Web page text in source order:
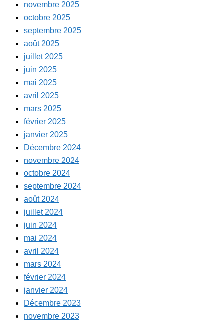
novembre 2025
octobre 2025
septembre 2025
août 2025
juillet 2025
juin 2025
mai 2025
avril 2025
mars 2025
février 2025
janvier 2025
Décembre 2024
novembre 2024
octobre 2024
septembre 2024
août 2024
juillet 2024
juin 2024
mai 2024
avril 2024
mars 2024
février 2024
janvier 2024
Décembre 2023
novembre 2023